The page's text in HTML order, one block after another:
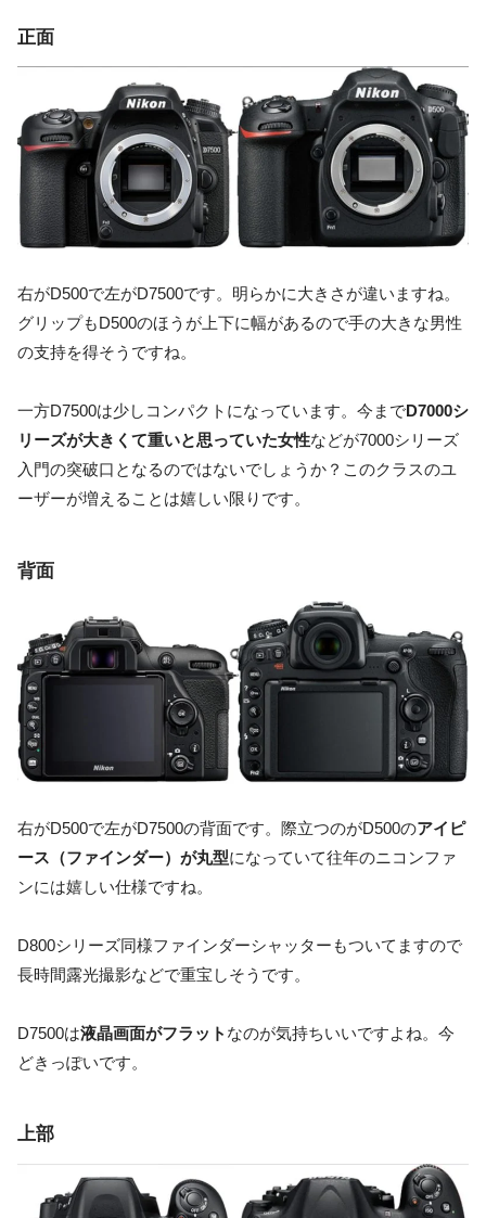
正面
右がD500で左がD7500です。明らかに大きさが違いますね。
グリップもD500のほうが上下に幅があるので手の大きな男性
の支持を得そうですね。
一方D7500は少しコンパクトになっています。今までD7000シ
リーズが大きくて重いと思っていた女性などが7000シリーズ
入門の突破口となるのではないでしょうか？このクラスのユ
ーザーが増えることは嬉しい限りです。
背面
右がD500で左がD7500の背面です。際立つのがD500のアイピ
ース（ファインダー）が丸型になっていて往年のニコンファ
ンには嬉しい仕様ですね。
D800シリーズ同様ファインダーシャッターもついてますので
長時間露光撮影などで重宝しそうです。
D7500は液晶画面がフラット なのが気持ちいいですよね。今
どきっぽいです。
上部